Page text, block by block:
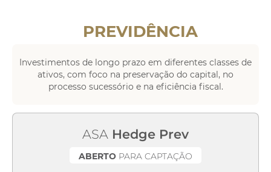
PREVIDÊNCIA
Investimentos de longo prazo em diferentes classes de
ativos, com foco na preservação do capital, no
processo sucessório e na eficiência fiscal.
ASA Hedge Prev
ABERTO PARA CAPTAÇÃO